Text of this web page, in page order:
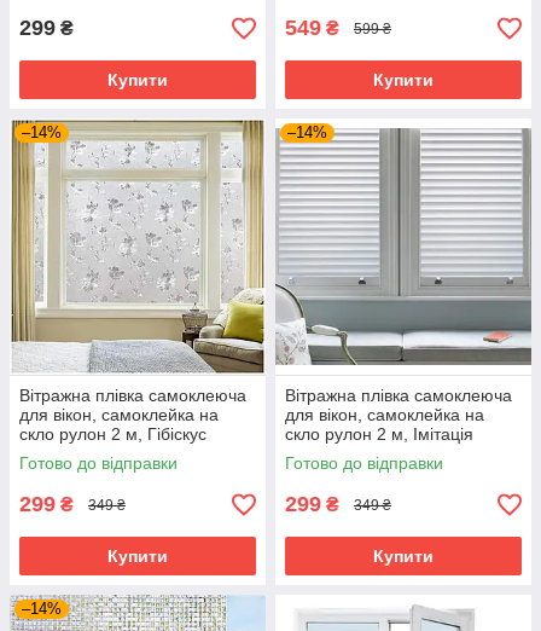
299 ₴
Купити
549 ₴ 599 ₴
Купити
–14%
Вітражна плівка самоклеюча
для вікон, самоклейка на
скло рулон 2 м, Гібіскус
Готово до відправки
299 ₴ 349 ₴
Купити
–14%
Вітражна плівка самоклеюча
для вікон, самоклейка на
скло рулон 2 м, Імітація
жалюзі
Готово до відправки
299 ₴ 349 ₴
Купити
–14%